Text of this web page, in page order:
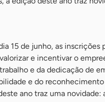
15 de junho, as
e incentivar o
e da dedicação de
e do
ano traz uma